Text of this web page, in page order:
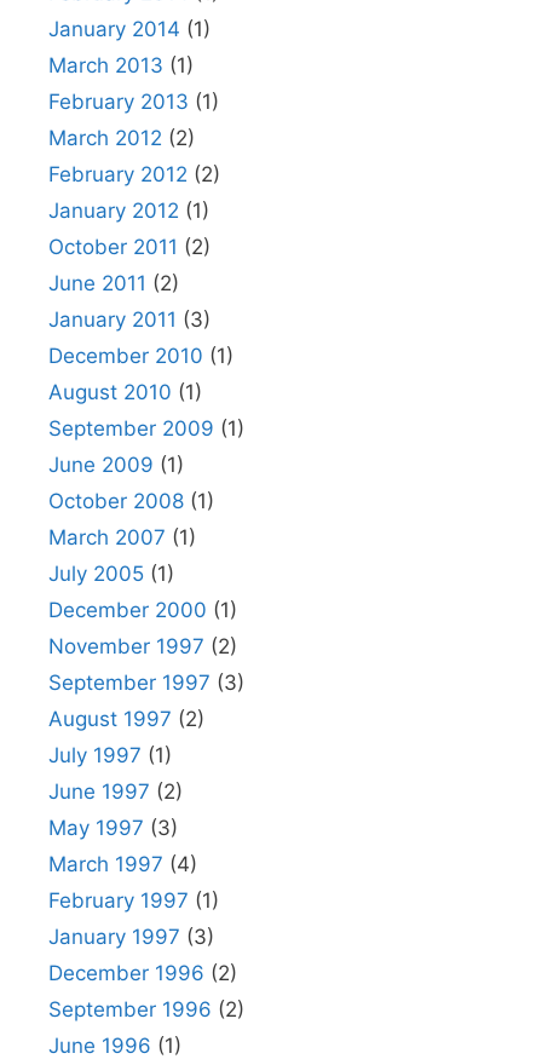
January 2014 (1)
March 2013 (1)
February 2013 (1)
March 2012 (2)
February 2012 (2)
January 2012 (1)
October 2011 (2)
June 2011 (2)
January 2011 (3)
December 2010 (1)
August 2010 (1)
September 2009 (1)
June 2009 (1)
October 2008 (1)
March 2007 (1)
July 2005 (1)
December 2000 (1)
November 1997 (2)
September 1997 (3)
August 1997 (2)
July 1997 (1)
June 1997 (2)
May 1997 (3)
March 1997 (4)
February 1997 (1)
January 1997 (3)
December 1996 (2)
September 1996 (2)
June 1996 (1)